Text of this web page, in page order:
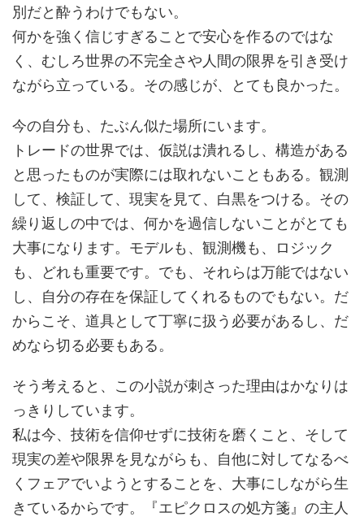
別だと酔うわけでもない。
何かを強く信じすぎることで安心を作るのではな
く、むしろ世界の不完全さや人間の限界を引き受け
ながら立っている。その感じが、とても良かった。
今の自分も、たぶん似た場所にいます。
トレードの世界では、仮説は潰れるし、構造がある
と思ったものが実際には取れないこともある。観測
して、検証して、現実を見て、白黒をつける。その
繰り返しの中では、何かを過信しないことがとても
大事になります。モデルも、観測機も、ロジック
も、どれも重要です。でも、それらは万能ではない
し、自分の存在を保証してくれるものでもない。だ
からこそ、道具として丁寧に扱う必要があるし、だ
めなら切る必要もある。
そう考えると、この小説が刺さった理由はかなりは
っきりしています。
私は今、技術を信仰せずに技術を磨くこと、そして
現実の差や限界を見ながらも、自他に対してなるべ
くフェアでいようとすることを、大事にしながら生
きているからです。『エピクロスの処方箋』の主人